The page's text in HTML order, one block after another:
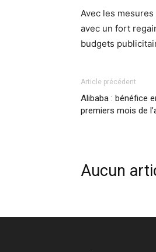
Avec les
avec un fort
budgets
Article précédent
Alibaba : bénéfice
premiers mois de
Aucun